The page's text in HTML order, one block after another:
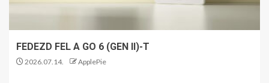
FEDEZD FEL A GO 6 (GEN II)-T
2026.07.14. ApplePie